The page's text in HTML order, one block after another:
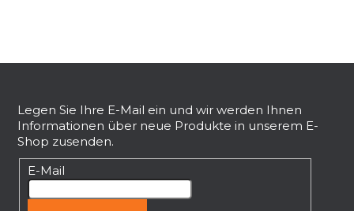
Legen Sie Ihre E-Mail ein und wir werden Ihnen
Informationen über neue Produkte in unserem E-
Shop zusenden.
E-Mail